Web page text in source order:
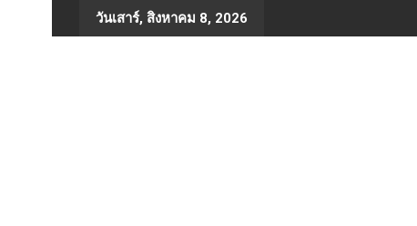
to
วันเสาร์, สิงหาคม 8, 2026